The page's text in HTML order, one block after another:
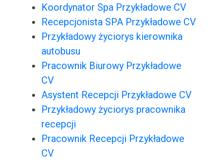
Koordynator Spa Przykładowe CV
Recepcjonista SPA Przykładowe CV
Przykładowy życiorys kierownika
autobusu
Pracownik Biurowy Przykładowe
CV
Asystent Recepcji Przykładowe CV
Przykładowy życiorys pracownika
recepcji
Pracownik Recepcji Przykładowe
CV